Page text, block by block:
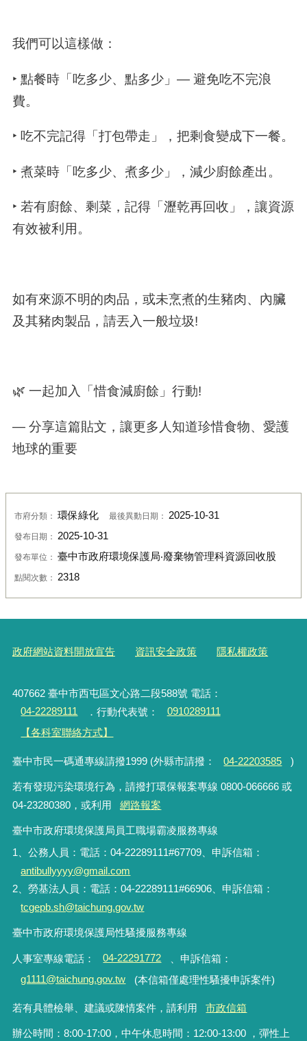
我們可以這樣做：
‣ 點餐時「吃多少、點多少」— 避免吃不完浪
費。
‣ 吃不完記得「打包帶走」，把剩食變成下一餐。
‣ 煮菜時「吃多少、煮多少」，減少廚餘產出。
‣ 若有廚餘、剩菜，記得「瀝乾再回收」，讓資源
有效被利用。
如有來源不明的肉品，或未烹煮的生豬肉、內臟
及其豬肉製品，請丟入一般垃圾!
🌿 一起加入「惜食減廚餘」行動!
— 分享這篇貼文，讓更多人知道珍惜食物、愛護
地球的重要
市府分類： 環保綠化 最後異動日期： 2025-10-31
發布日期： 2025-10-31
發布單位： 臺中市政府環境保護局‧廢棄物管理科資源回收股
點閱次數： 2318
政府網站資料開放宣告 資訊安全政策 隱私權政策
407662 臺中市西屯區文心路二段588號 電話：
04-22289111
．行動代表號：
0910289111
【各科室聯絡方式】
臺中市民一碼通專線請撥1999 (外縣市請撥： 04-22203585 )
若有發現污染環境行為，請撥打環保報案專線 0800-066666 或
04-23280380，或利用
網路報案
臺中市政府環境保護局員工職場霸凌服務專線
1、公務人員：電話：04-22289111#67709、申訴信箱：
antibullyyyy@gmail.com
2、勞基法人員：電話：04-22289111#66906、申訴信箱：
tcgepb.sh@taichung.gov.tw
臺中市政府環境保護局性騷擾服務專線
人事室專線電話： 04-22291772 、申訴信箱 ：
g1111@taichung.gov.tw
(本信箱僅處理性騷擾申訴案件)
若有具體檢舉、建議或陳情案件，請利用 市政信箱
辦公時間：8:00-17:00，中午休息時間：12:00-13:00 ，彈性上